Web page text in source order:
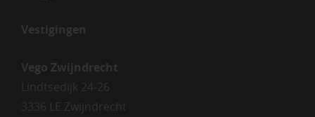
Vestigingen
Vego Zwijndrecht
Lindtsedijk 24-26
3336 LE Zwijndrecht